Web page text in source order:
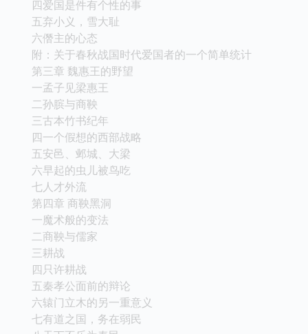
四爱国是件有个性的事
五弃小义，雪大耻
六僭主的心态
附：关于春秋战国时代爱国者的一个简单统计
第三章 魏惠王的野望
一孟子见梁惠王
二孙膑与商鞅
三古本竹书纪年
四一个假想的西部战略
五安邑、邺城、大梁
六早起的虫儿被鸟吃
七人才外流
第四章 商鞅黑洞
一魔术般的变法
二商鞅与儒家
三耕战
四只许耕战
五秦孝公面前的辩论
六辕门立木的另一重意义
七有道之国，务在弱民